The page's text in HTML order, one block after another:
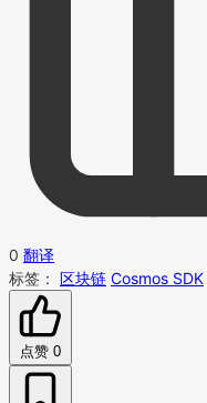
0 翻译
标签： 区块链 Cosmos SDK
点赞 0